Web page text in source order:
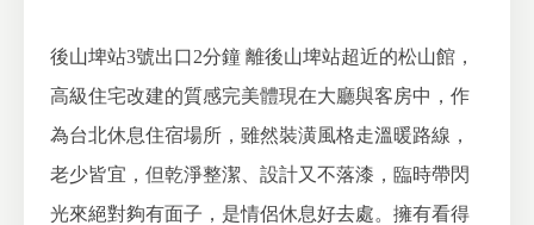
後山埤站3號出口2分鐘 離後山埤站超近的松山館，
高級住宅改建的質感完美體現在大廳與客房中，作
為台北休息住宿場所，雖然裝潢風格走溫暖路線，
老少皆宜，但乾淨整潔、設計又不落漆，臨時帶閃
光來絕對夠有面子，是情侶休息好去處。擁有看得